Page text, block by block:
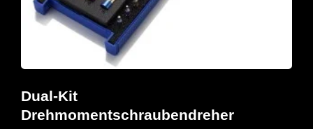
Dual-Kit
Drehmomentschraubendreher